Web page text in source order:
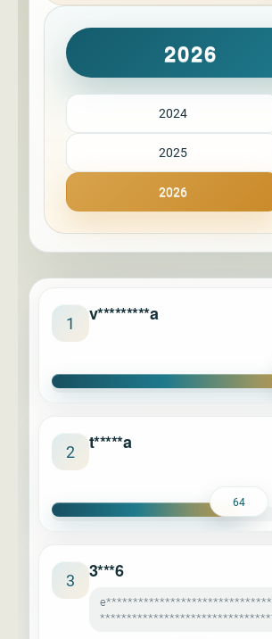
2026
2024
2025
2026
1 v*********a
2 t*****a
64
3 3***6